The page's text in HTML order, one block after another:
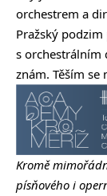
orchestrem a
Pražský
s orchestrálním
znám. Těším se
Kromě
písňového i